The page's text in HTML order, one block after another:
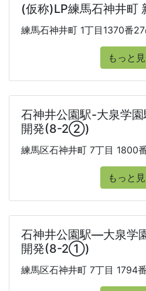
(仮称)LP練馬石神井町
練馬石神井町 1丁目1370番
もっと
石神井公園駅-大泉学
開発(8-2②)
練馬区石神井町 7丁目 1800
もっと
石神井公園駅―大泉学
開発(8-2①)
練馬区石神井町 7丁目 1794